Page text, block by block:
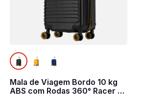
Mala de Viagem Bordo 10 kg
ABS com Rodas 360° Racer -